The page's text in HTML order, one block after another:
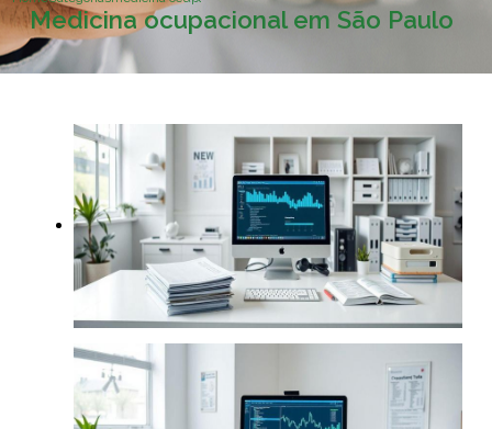
Medicina ocupacional em São Paulo